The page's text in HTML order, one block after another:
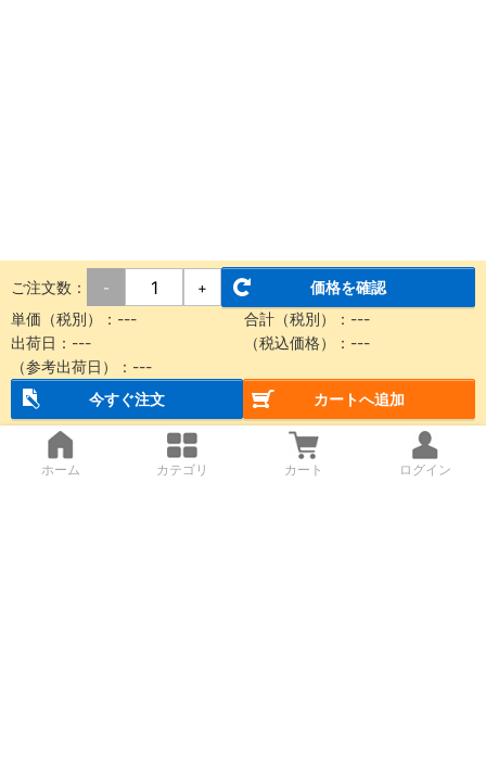
ご注文数： - +
価格を確認
単価（税別）： --- 合計（税別）： ---
出荷日： --- （税込価格）： ---
（参考出荷日）： ---
今すぐ注文
カートへ追加
ホーム カテゴリ カート ログイン